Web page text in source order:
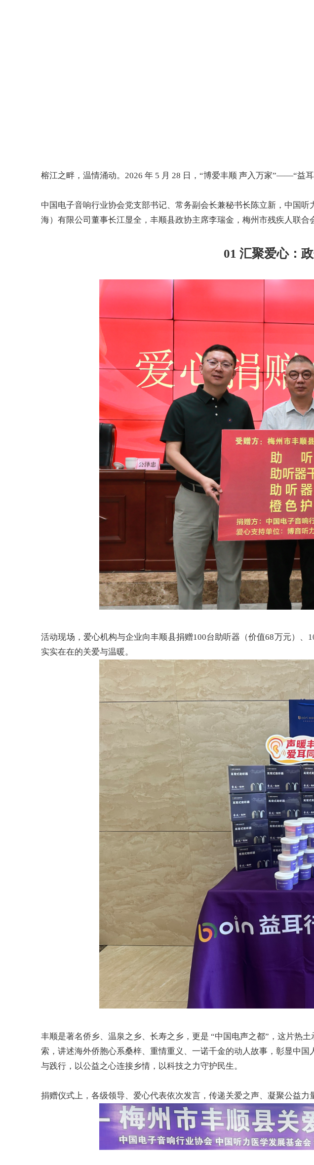
榕江之畔，温情涌动。2026年 5 月28 日，“博爱丰顺 声入万家”——“益
中国电子音响行业协会党支部书记、常务副会长兼秘书长陈立新，中国
海）有限公司董事长江显全，丰顺县政协主席李瑞金，梅州市残疾人联
01 汇聚爱心：
活动现场，爱心机构与企业向丰顺县捐赠100台助听器（价值68万元）、
实实在在的关爱与温暖。
丰顺是著名侨乡、温泉之乡、长寿之乡，更是 “中国电声之都” ，这片热
索，讲述海外侨胞心系桑梓、重情重义、一诺千金的动人故事，彰显中
与践行，以公益之心连接乡情，以科技之力守护民生。
捐赠仪式上，各级领导、爱心代表依次发言，传递关爱之声、凝聚公益力